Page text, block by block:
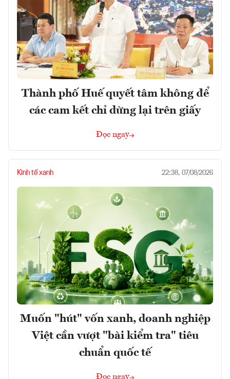
Thành phố Huế quyết tâm không để
các cam kết chỉ dừng lại trên giấy
Đọc ngay
Kinh tế xanh 22:38, 07/08/2026
Muốn "hút" vốn xanh, doanh nghiệp
Việt cần vượt "bài kiểm tra" tiêu
chuẩn quốc tế
Đọc ngay